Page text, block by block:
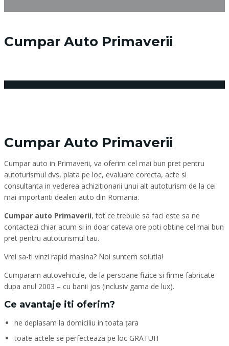
Cumpar Auto Primaverii
Cumpar Auto Primaverii
Cumpar auto in Primaverii, va oferim cel mai bun pret pentru
autoturismul dvs, plata pe loc, evaluare corecta, acte si
consultanta in vederea achizitionarii unui alt autoturism de la cei
mai importanti dealeri auto din Romania.
Cumpar auto Primaverii, tot ce trebuie sa faci este sa ne
contactezi chiar acum si in doar cateva ore poti obtine cel mai bun
pret pentru autoturismul tau.
Vrei sa-ti vinzi rapid masina? Noi suntem solutia!
Cumparam autovehicule, de la persoane fizice si firme fabricate
dupa anul 2003 – cu banii jos (inclusiv gama de lux).
Ce avantaje iti oferim?
ne deplasam la domiciliu in toata țara
toate actele se perfecteaza pe loc GRATUIT